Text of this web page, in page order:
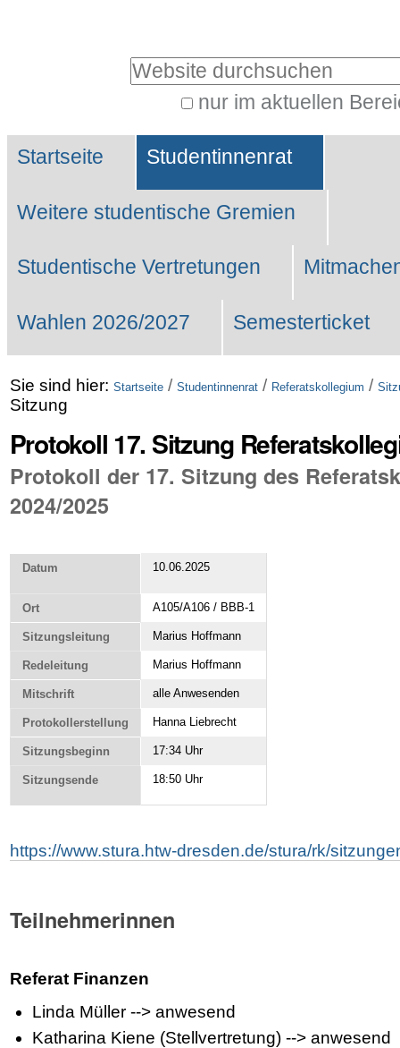
Website durchsuchen
nur im aktuellen
Suche…
Sektionen
Startseite Studentinnenrat
Weitere studentische Gremien
Studentische Vertretungen
Wahlen 2026/2027 Semesterticket
Sie sind hier: Startseite / Studentinnenrat / Referatskollegium /
Sitzung
Protokoll 17. Sitzung
Protokoll der 17. Sitzung des
2024/2025
Datum 10.06.2025
Ort A105/A106 / BBB-1
Sitzungsleitung Marius Hoffmann
Redeleitung Marius Hoffmann
Mitschrift alle Anwesenden
Protokollerstellung Hanna Liebrecht
Sitzungsbeginn 17:34 Uhr
Sitzungsende 18:50 Uhr
https://www.stura.htw-dresden.de/stura/rk/
Teilnehmerinnen
Referat Finanzen
Linda Müller --> anwesend
Katharina Kiene (Stellvertretung) --> anwesend